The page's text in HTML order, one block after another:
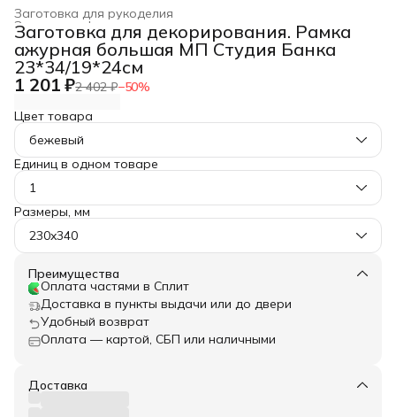
Заготовка для рукоделия
Заготовка, фурнитура для рукоделия ›
Хобби и творчество ›
Главная ›
Заготовка для декорирования. Рамка
ажурная большая МП Студия Банка
23*34/19*24см
1 201 ₽2 402 ₽−50%
Цвет товара
бежевый
Единиц в одном товаре
1
Размеры, мм
230x340
Преимущества
Оплата частями в Сплит
Доставка в пункты выдачи или до двери
Удобный возврат
Оплата — картой, СБП или наличными
Доставка